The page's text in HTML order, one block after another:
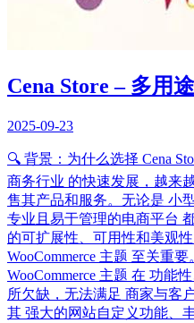
Cena Store – 多用
2025-09-23
🔍 背景：为什么选择 Cena
商务行业 的快速发展，越来
售其产品和服务。无论是 小
专业且易于管理的电商平台
的可扩展性、可用性和美观
WooCommerce 主题 至关重
WooCommerce 主题 在 功能
所欠缺，无法满足 商家与客
其 强大的网站自定义功能、